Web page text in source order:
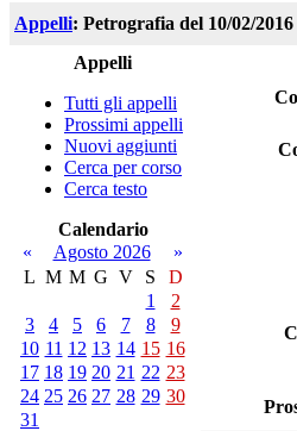
Appelli: Petrografia del 10/02/2016
Appelli
Tutti gli appelli
Prossimi appelli
Nuovi aggiunti
Cerca per corso
Cerca testo
Calendario
«
Agosto 2026
»
L M M G V S
D
1
2
3
4 5 6 7 8
9
10 11 12 13 14 15 16
17 18 19 20 21 22 23
24 25 26 27 28 29 30
31